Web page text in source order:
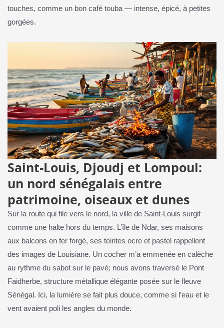
touches, comme un bon café touba — intense, épicé, à petites
gorgées.
Saint‑Louis, Djoudj et Lompoul:
un nord sénégalais entre
patrimoine, oiseaux et dunes
Sur la route qui file vers le nord, la ville de Saint‑Louis surgit
comme une halte hors du temps. L’île de Ndar, ses maisons
aux balcons en fer forgé, ses teintes ocre et pastel rappellent
des images de Louisiane. Un cocher m’a emmenée en calèche
au rythme du sabot sur le pavé; nous avons traversé le Pont
Faidherbe, structure métallique élégante posée sur le fleuve
Sénégal. Ici, la lumière se fait plus douce, comme si l’eau et le
vent avaient poli les angles du monde.